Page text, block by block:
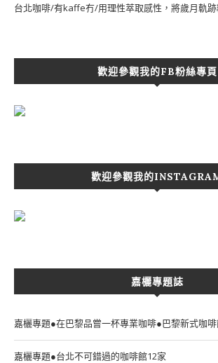
台北咖啡/有kaffe冇/用理性萃取感性，將歲月軌
歡迎參觀我的FB粉絲專頁
歡迎參觀我的
嘉欐專題誌
嘉欐專題●在巴黎品嘗一杯專業咖啡●巴黎新式咖
嘉欐專題●台北不可錯過的咖啡館12家